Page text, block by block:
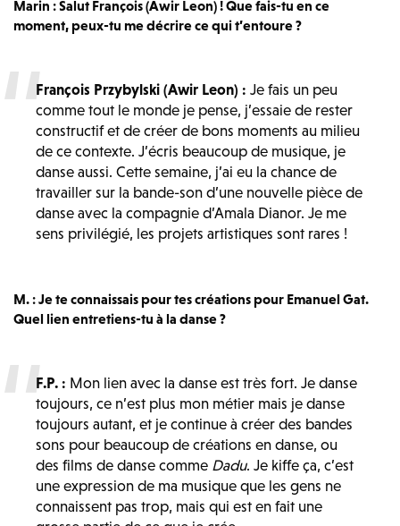
Marin : Salut François (Awir Leon) ! Que fais-tu en ce
moment, peux-tu me décrire ce qui t’entoure ?
François Przybylski (Awir Leon) :Je fais un peu
comme tout le monde je pense, j’essaie de rester
constructif et de créer de bons moments au milieu
de ce contexte. J’écris beaucoup de musique, je
danse aussi. Cette semaine, j’ai eu la chance de
travailler sur la bande-son d’une nouvelle pièce de
danse avec la compagnie d’Amala Dianor. Je me
sens privilégié, les projets artistiques sont rares !
M. : Je te connaissais pour tes créations pour Emanuel Gat.
Quel lien entretiens-tu à la danse ?
F.P. : Mon lien avec la danse est très fort. Je danse
toujours, ce n’est plus mon métier mais je danse
toujours autant, et je continue à créer des bandes
sons pour beaucoup de créations en danse, ou
des films de danse comme Dadu. Je kiffe ça, c’est
une expression de ma musique que les gens ne
connaissent pas trop, mais qui est en fait une